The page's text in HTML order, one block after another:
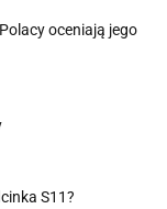
oceniają jego
S11?